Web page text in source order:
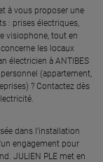
à vous proposer une
: prises électriques,
visiophone, tout en
les locaux
électricien à ANTIBES
(appartement,
? Contactez dès
dans l’installation
engagement pour
JULIEN PLE met en